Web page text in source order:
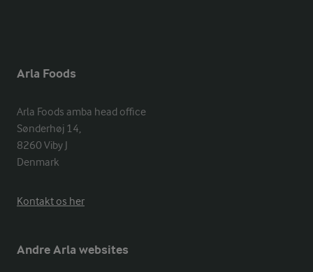
Arla Foods
Arla Foods amba head office
Sønderhøj 14,
8260 Viby J
Denmark
Kontakt os her
Andre Arla websites